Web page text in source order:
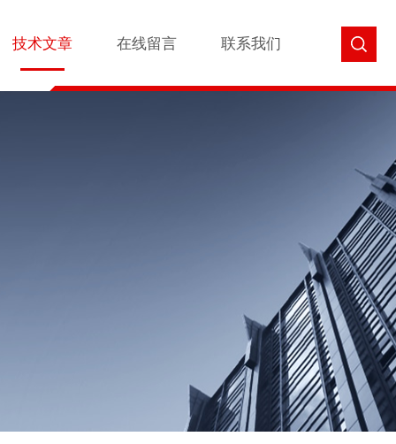
技术文章 在线留言 联系我们